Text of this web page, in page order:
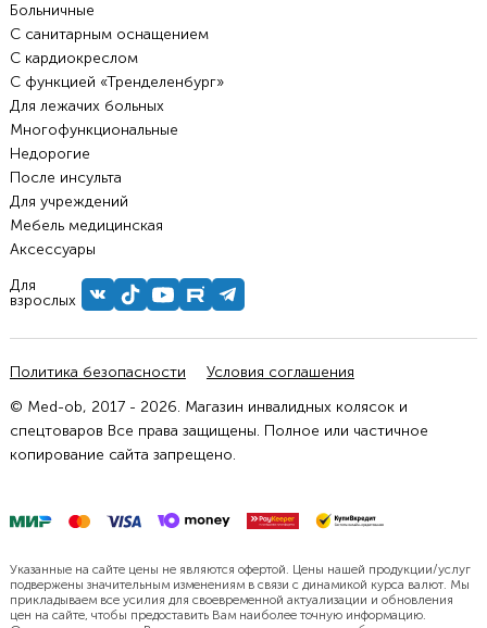
Больничные
С санитарным оснащением
С кардиокреслом
С функцией «Тренделенбург»
Для лежачих больных
Многофункциональные
Недорогие
После инсульта
Для учреждений
Мебель медицинская
Аксессуары
Для
взрослых
Политика безопасности
Условия соглашения
© Med-ob, 2017 - 2026. Магазин инвалидных колясок и
спецтоваров Все права защищены. Полное или частичное
копирование сайта запрещено.
Указанные на сайте цены не являются офертой. Цены нашей продукции/услуг
подвержены значительным изменениям в связи с динамикой курса валют. Мы
прикладываем все усилия для своевременной актуализации и обновления
цен на сайте, чтобы предоставить Вам наиболее точную информацию.